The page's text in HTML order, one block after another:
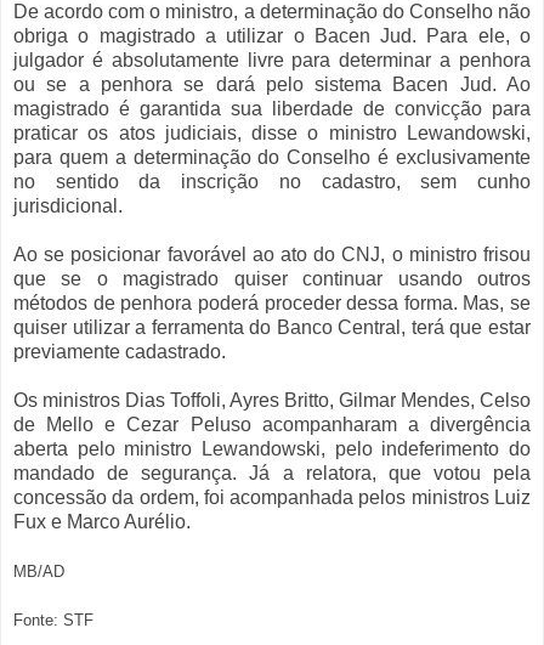
De acordo com o ministro, a determinação do Conselho não
obriga o magistrado a utilizar o Bacen Jud. Para ele, o
julgador é absolutamente livre para determinar a penhora
ou se a penhora se dará pelo sistema Bacen Jud. Ao
magistrado é garantida sua liberdade de convicção para
praticar os atos judiciais, disse o ministro Lewandowski,
para quem a determinação do Conselho é exclusivamente
no sentido da inscrição no cadastro, sem cunho
jurisdicional.
Ao se posicionar favorável ao ato do CNJ, o ministro frisou
que se o magistrado quiser continuar usando outros
métodos de penhora poderá proceder dessa forma. Mas, se
quiser utilizar a ferramenta do Banco Central, terá que estar
previamente cadastrado.
Os ministros Dias Toffoli, Ayres Britto, Gilmar Mendes, Celso
de Mello e Cezar Peluso acompanharam a divergência
aberta pelo ministro Lewandowski, pelo indeferimento do
mandado de segurança. Já a relatora, que votou pela
concessão da ordem, foi acompanhada pelos ministros Luiz
Fux e Marco Aurélio.
MB/AD
Fonte: STF